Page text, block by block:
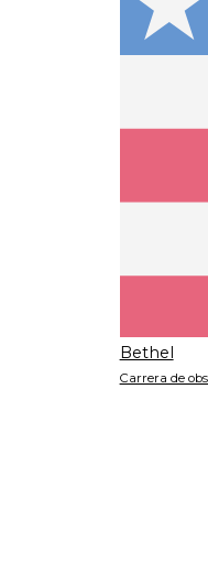
Bethel
Carrera de